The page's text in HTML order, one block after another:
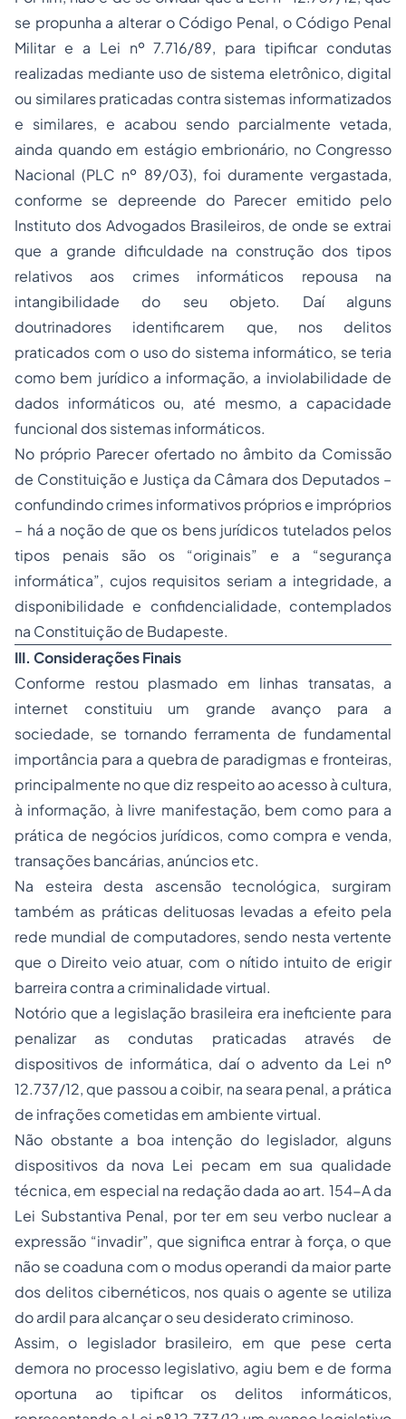
se propunha a alterar o Código Penal, o Código Penal
Militar e a Lei nº 7.716/89, para tipificar condutas
realizadas mediante uso de sistema eletrônico, digital
ou similares praticadas contra sistemas informatizados
e similares, e acabou sendo parcialmente vetada,
ainda quando em estágio embrionário, no Congresso
Nacional (PLC nº 89/03), foi duramente vergastada,
conforme se depreende do Parecer emitido pelo
Instituto dos Advogados Brasileiros, de onde se extrai
que a grande dificuldade na construção dos tipos
relativos aos crimes informáticos repousa na
intangibilidade do seu objeto. Daí alguns
doutrinadores identificarem que, nos delitos
praticados com o uso do sistema informático, se teria
como bem jurídico a informação, a inviolabilidade de
dados informáticos ou, até mesmo, a capacidade
funcional dos sistemas informáticos.
No próprio Parecer ofertado no âmbito da Comissão
de Constituição e Justiça da Câmara dos Deputados –
confundindo crimes informativos próprios e impróprios
– há a noção de que os bens jurídicos tutelados pelos
tipos penais são os “originais” e a “segurança
informática”, cujos requisitos seriam a integridade, a
disponibilidade e confidencialidade, contemplados
na Constituição de Budapeste.
III. Considerações Finais
Conforme restou plasmado em linhas transatas, a
internet constituiu um grande avanço para a
sociedade, se tornando ferramenta de fundamental
importância para a quebra de paradigmas e fronteiras,
principalmente no que diz respeito ao acesso à cultura,
à informação, à livre manifestação, bem como para a
prática de negócios jurídicos, como compra e venda,
transações bancárias, anúncios etc.
Na esteira desta ascensão tecnológica, surgiram
também as práticas delituosas levadas a efeito pela
rede mundial de computadores, sendo nesta vertente
que o Direito veio atuar, com o nítido intuito de erigir
barreira contra a criminalidade virtual.
Notório que a legislação brasileira era ineficiente para
penalizar as condutas praticadas através de
dispositivos de informática, daí o advento da Lei nº
12.737/12, que passou a coibir, na seara penal, a prática
de infrações cometidas em ambiente virtual.
Não obstante a boa intenção do legislador, alguns
dispositivos da nova Lei pecam em sua qualidade
técnica, em especial na redação dada ao art. 154-A da
Lei Substantiva Penal, por ter em seu verbo nuclear a
expressão “invadir”, que significa entrar à força, o que
não se coaduna com o modus operandi da maior parte
dos delitos cibernéticos, nos quais o agente se utiliza
do ardil para alcançar o seu desiderato criminoso.
Assim, o legislador brasileiro, em que pese certa
demora no processo legislativo, agiu bem e de forma
oportuna ao tipificar os delitos informáticos,